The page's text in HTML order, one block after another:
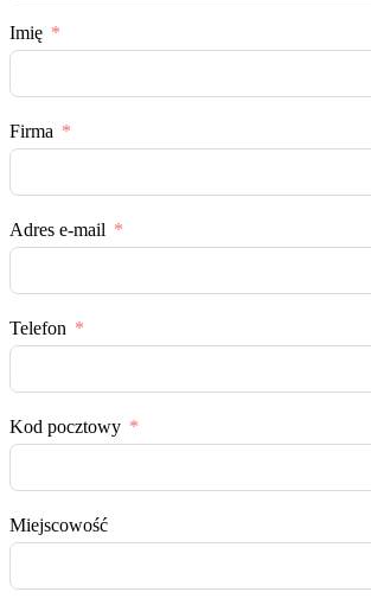
Imię
Firma
Adres e-mail
Telefon
Kod pocztowy
Miejscowość